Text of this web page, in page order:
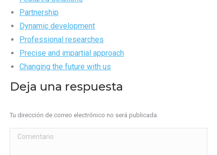
Partnership
Dynamic development
Professional researches
Precise and impartial approach
Changing the future with us
Deja una respuesta
Tu dirección de correo electrónico no será publicada.
Comentario